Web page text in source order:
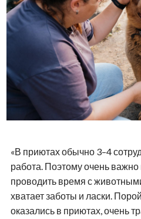
«В приютах обычно 3–4
работа. Поэтому очень
проводить время с
хватает заботы и ласки.
оказались в приютах, очень